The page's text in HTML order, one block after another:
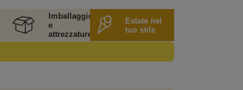
Imballaggio
e
attrezzature
Estate nel
tuo stile